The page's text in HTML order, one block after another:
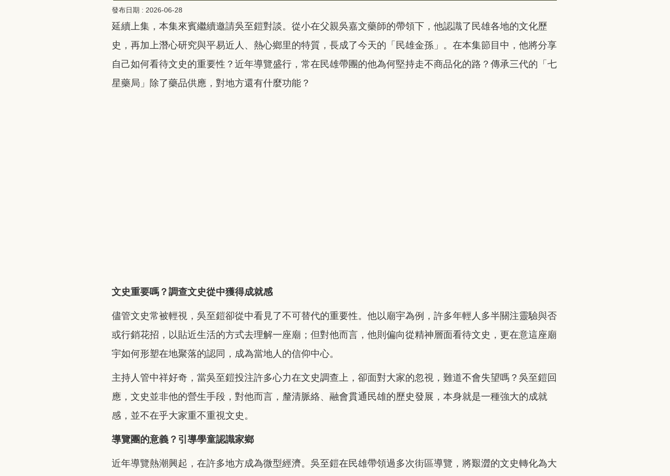
發布日期 : 2026-06-28
延續上集，本集來賓繼續邀請吳至鎧對談。從小在父親吳嘉文藥師的帶領下，他認識了民雄各地的文化歷
史，再加上潛心研究與平易近人、熱心鄉里的特質，長成了今天的「民雄金孫」。在本集節目中，他將分享
自己如何看待文史的重要性？近年導覽盛行，常在民雄帶團的他為何堅持走不商品化的路？傳承三代的「七
星藥局」除了藥品供應，對地方還有什麼功能？
文史重要嗎？調查文史從中獲得成就感
儘管文史常被輕視，吳至鎧卻從中看見了不可替代的重要性。他以廟宇為例，許多年輕人多半關注靈驗與否
或行銷花招，以貼近生活的方式去理解一座廟；但對他而言，他則偏向從精神層面看待文史，更在意這座廟
宇如何形塑在地聚落的認同，成為當地人的信仰中心。
主持人管中祥好奇，當吳至鎧投注許多心力在文史調查上，卻面對大家的忽視，難道不會失望嗎？吳至鎧回
應，文史並非他的營生手段，對他而言，釐清脈絡、融會貫通民雄的歷史發展，本身就是一種強大的成就
感，並不在乎大家重不重視文史。
導覽團的意義？引導學童認識家鄉
近年導覽熱潮興起，在許多地方成為微型經濟。吳至鎧在民雄帶領過多次街區導覽，將艱澀的文史轉化為大